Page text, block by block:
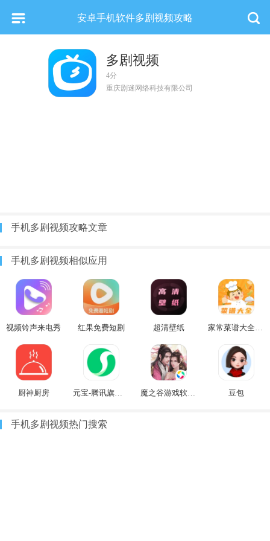
安卓手机软件多剧视频攻略
多剧视频
4分
重庆剧迷网络科技有限公司
手机多剧视频攻略文章
手机多剧视频相似应用
视频铃声来电秀 红果免费短剧 超清壁纸 家常菜谱大全软件
厨神厨房 元宝-腾讯旗下AI助手 魔之谷游戏软件V1.0 豆包
手机多剧视频热门搜索